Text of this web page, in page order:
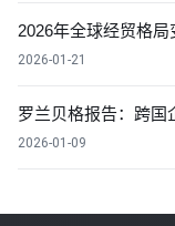
2026年全球经贸格局
2026-01-21
罗兰贝格报告：跨国
2026-01-09